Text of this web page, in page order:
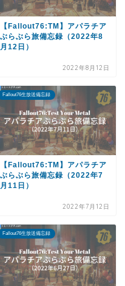
【Fallout76:TM】アパラチア
ぶらぶら旅備忘録（2022年8
月12日）
2022年8月12日
Fallout76生放送備忘録
【Fallout76:TM】アパラチア
ぶらぶら旅備忘録（2022年7
月11日）
2022年7月12日
Fallout76生放送備忘録